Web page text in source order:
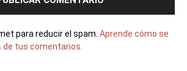
para reducir el spam. Aprende cómo se
de tus comentarios.